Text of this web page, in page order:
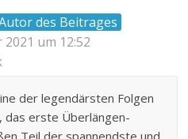
des Beitrages
2021 um 12:52
der legendärsten Folgen
das erste Überlängen-